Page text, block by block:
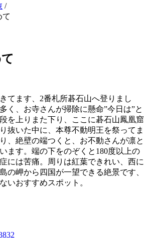
/
て
てます、2番札所碁石山へ登りまし
く、お寺さんが掃除に懸命”今日は”と
を上りまた下り、ここに碁石山鳳凰窟
抜いた中に、本尊不動明王を祭ってま
、絶壁の端つくと、お不動さんが凛と
ます。端の下をのぞくと180度以上の
には苦痛。周りは紅葉できれい、西に
の岬から四国が一望できる絶景です、
いおすすめスポット。